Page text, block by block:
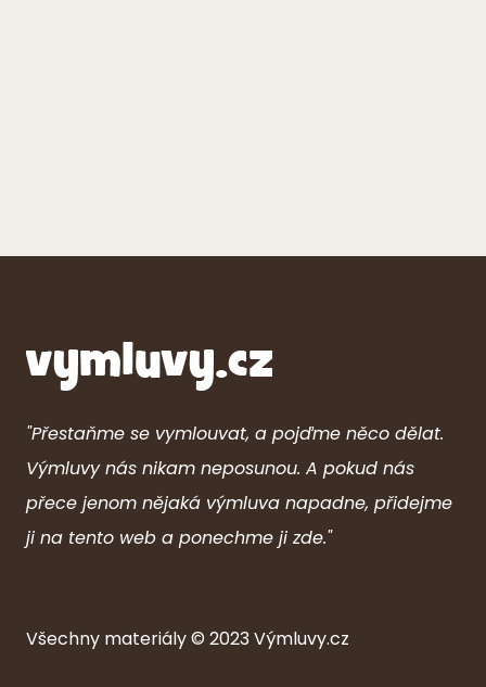
"Přestaňme se vymlouvat, a pojďme něco dělat.
Výmluvy nás nikam neposunou. A pokud nás
přece jenom nějaká výmluva napadne, přidejme
ji na tento web a ponechme ji zde."
Všechny materiály © 2023Výmluvy.cz